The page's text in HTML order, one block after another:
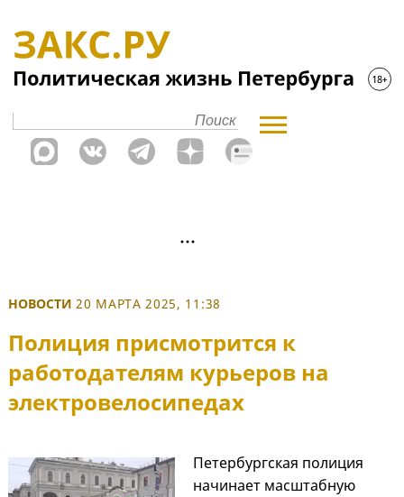
НОВОСТИ 20 МАРТА 2025, 11:38
Полиция присмотрится к
работодателям курьеров на
электровелосипедах
Петербургская полиция
начинает масштабную